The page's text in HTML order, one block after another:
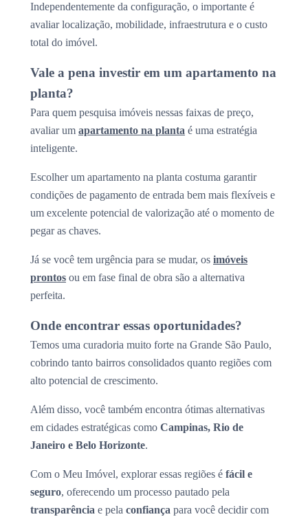
Independentemente da configuração, o importante é
avaliar localização, mobilidade, infraestrutura e o custo
total do imóvel.
Vale a pena investir em um apartamento na
planta?
Para quem pesquisa imóveis nessas faixas de preço,
avaliar um apartamento na planta é uma estratégia
inteligente.
Escolher um apartamento na planta costuma garantir
condições de pagamento de entrada bem mais flexíveis e
um excelente potencial de valorização até o momento de
pegar as chaves.
Já se você tem urgência para se mudar, os imóveis
prontos ou em fase final de obra são a alternativa
perfeita.
Onde encontrar essas oportunidades?
Temos uma curadoria muito forte na Grande São Paulo,
cobrindo tanto bairros consolidados quanto regiões com
alto potencial de crescimento.
Além disso, você também encontra ótimas alternativas
em cidades estratégicas como Campinas, Rio de
Janeiro e Belo Horizonte.
Com o Meu Imóvel, explorar essas regiões é fácil e
seguro, oferecendo um processo pautado pela
transparência e pela confiança para você decidir com